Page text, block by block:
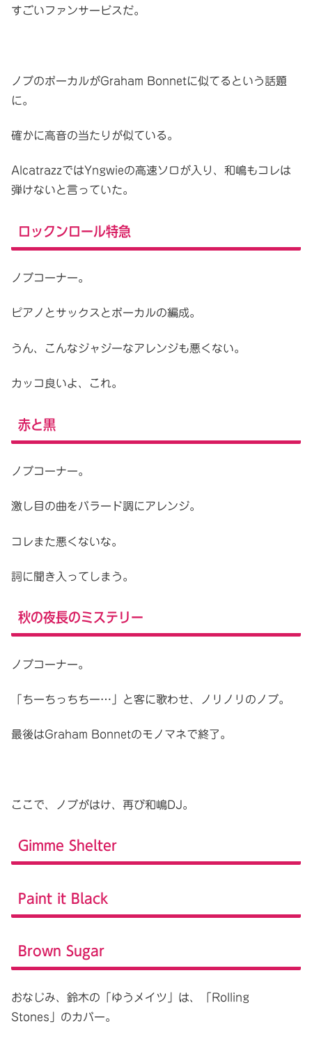
すごいファンサービスだ。
ノブのボーカルがGraham Bonnetに似てるという話題
に。
確かに高音の当たりが似ている。
AlcatrazzではYngwieの高速ソロが入り、和嶋もコレは
弾けないと言っていた。
ロックンロール特急
ノブコーナー。
ピアノとサックスとボーカルの編成。
うん、こんなジャジーなアレンジも悪くない。
カッコ良いよ、これ。
赤と黒
ノブコーナー。
激し目の曲をバラード調にアレンジ。
コレまた悪くないな。
詞に聞き入ってしまう。
秋の夜長のミステリー
ノブコーナー。
「ちーちっちちー…」と客に歌わせ、ノリノリのノブ。
最後はGraham Bonnetのモノマネで終了。
ここで、ノブがはけ、再び和嶋DJ。
Gimme Shelter
Paint it Black
Brown Sugar
おなじみ、鈴木の「ゆうメイツ」は、「Rolling
Stones」のカバー。